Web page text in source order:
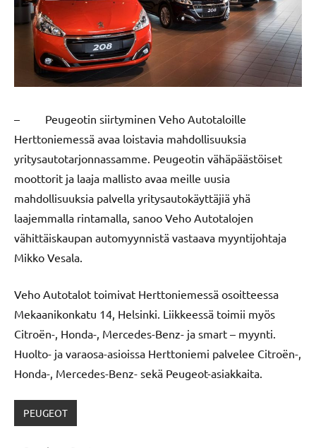
– Peugeotin siirtyminen Veho Autotaloille
Herttoniemessä avaa loistavia mahdollisuuksia
yritysautotarjonnassamme. Peugeotin vähäpäästöiset
moottorit ja laaja mallisto avaa meille uusia
mahdollisuuksia palvella yritysautokäyttäjiä yhä
laajemmalla rintamalla, sanoo Veho Autotalojen
vähittäiskaupan automyynnistä vastaava myyntijohtaja
Mikko Vesala.
Veho Autotalot toimivat Herttoniemessä osoitteessa
Mekaanikonkatu 14, Helsinki. Liikkeessä toimii myös
Citroën-, Honda-, Mercedes-Benz- ja smart – myynti.
Huolto- ja varaosa-asioissa Herttoniemi palvelee Citroën-,
Honda-, Mercedes-Benz- sekä Peugeot-asiakkaita.
PEUGEOT